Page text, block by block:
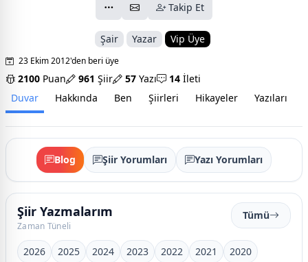
Takip Et
Şair Yazar Vip Üye
23 Ekim 2012'den beri üye
2100 Puan 961 Şiir 57 Yazı 14 İleti
Duvar
Hakkında Ben Şiirleri Hikayeler Yazıları
Blog Şiir Yorumları Yazı Yorumları
Şiir Yazmalarım
Zaman Tüneli
Tümü
2026 2025 2024 2023 2022 2021
2020